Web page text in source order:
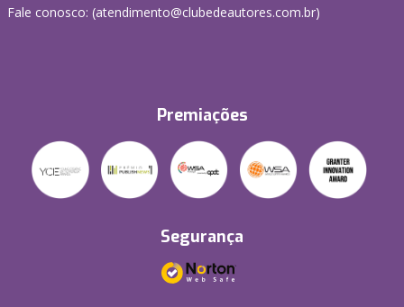
Fale conosco: (atendimento@clubedeautores.com.br)
Premiações
Segurança